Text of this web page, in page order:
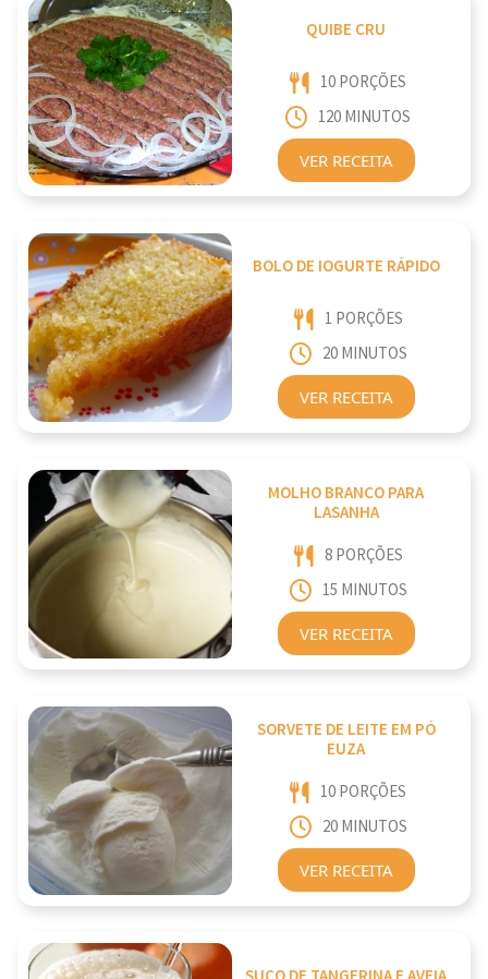
QUIBE CRU
10 PORÇÕES
120 MINUTOS
VER RECEITA
BOLO DE IOGURTE RÁPIDO
1 PORÇÕES
20 MINUTOS
VER RECEITA
MOLHO BRANCO PARA
LASANHA
8 PORÇÕES
15 MINUTOS
VER RECEITA
SORVETE DE LEITE EM PÓ
EUZA
10 PORÇÕES
20 MINUTOS
VER RECEITA